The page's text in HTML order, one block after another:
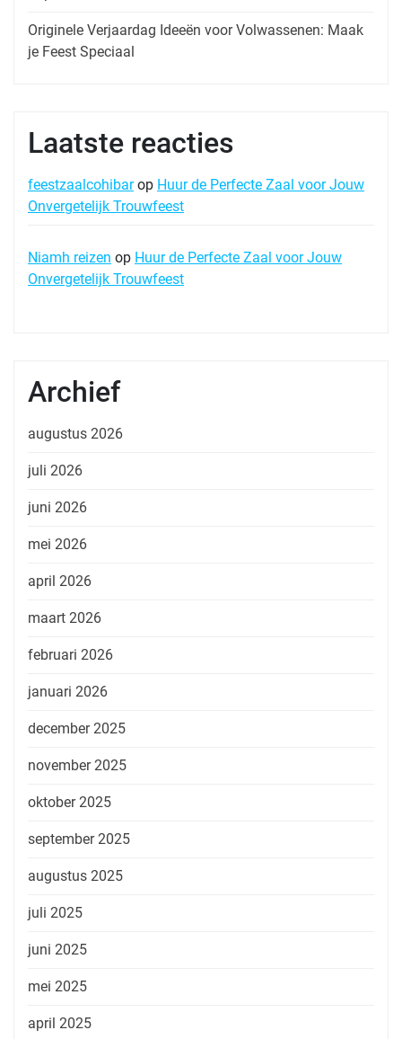
Originele Verjaardag Ideeën voor Volwassenen: Maak
je Feest Speciaal
Laatste reacties
feestzaalcohibarop Huur de Perfecte Zaal voor Jouw
Onvergetelijk Trouwfeest
Niamh reizen op Huur de Perfecte Zaal voor Jouw
Onvergetelijk Trouwfeest
Archief
augustus 2026
juli 2026
juni 2026
mei 2026
april 2026
maart 2026
februari 2026
januari 2026
december 2025
november 2025
oktober 2025
september 2025
augustus 2025
juli 2025
juni 2025
mei 2025
april 2025